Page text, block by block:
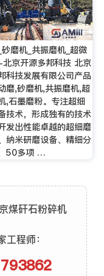
磨机_共振磨机_超微
京开源多邦科技 北京
科技发展有限公司产品
磨,砂磨机,共振磨机,超
,石墨磨粉。专注超细
技术，形成独有的技术
发出性能卓越的超细磨
纳米研磨设备、精细分
50多项 …
煤矸石粉碎机
程师：